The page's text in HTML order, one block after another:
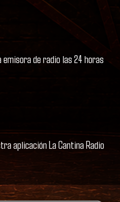
de radio las 24 horas
aplicación La Cantina Radio